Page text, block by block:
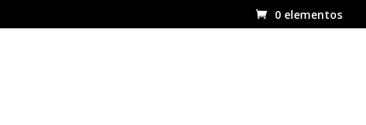
0 elementos